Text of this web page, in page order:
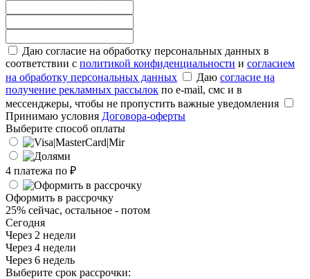
Даю согласие на обработку персональных данных в
соответствии с политикой конфиденциальности и согласием
на обработку персональных данных
Даю согласие на
получение рекламных рассылок по e-mail, смс и в
мессенджеры, чтобы не пропустить важные уведомления
Принимаю условия Договора-оферты
Выберите способ оплаты
4 платежа по ₽
Оформить в рассрочку
25% сейчас, остальное - потом
Сегодня
Через 2 недели
Через 4 недели
Через 6 недель
Выберите срок рассрочки: